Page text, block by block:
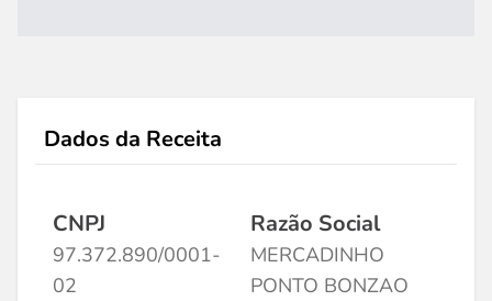
Dados da Receita
CNPJ
97.372.890/0001-
02
Razão Social
MERCADINHO
PONTO BONZAO